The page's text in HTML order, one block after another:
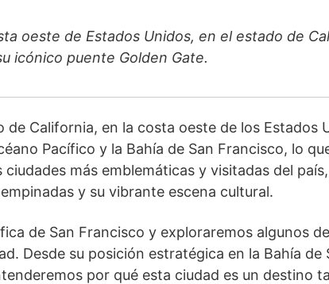
oeste de Estados Unidos, en el estado de
icónico puente Golden Gate.
de California, en la costa oeste de los Estados
Pacífico y la Bahía de San Francisco, lo
más emblemáticas y visitadas del
y su vibrante escena cultural.
de San Francisco y exploraremos algunos
Desde su posición estratégica en la Bahía de
por qué esta ciudad es un destino